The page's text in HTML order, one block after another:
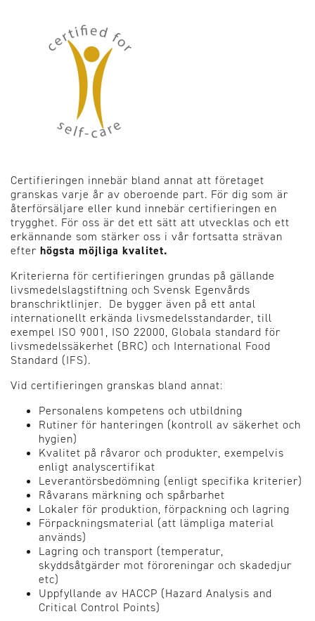
Certifieringen innebär bland annat att företaget
granskas varje år av oberoende part. För dig som är
återförsäljare eller kund innebär certifieringen en
trygghet. För oss är det ett sätt att utvecklas och ett
erkännande som stärker oss i vår fortsatta strävan
efter högsta möjliga kvalitet.
Kriterierna för certifieringen grundas på gällande
livsmedelslagstiftning och Svensk Egenvårds
branschriktlinjer. De bygger även på ett antal
internationellt erkända livsmedelsstandarder, till
exempel ISO 9001, ISO 22000, Globala standard för
livsmedelssäkerhet (BRC) och International Food
Standard (IFS).
Vid certifieringen granskas bland annat:
Personalens kompetens och utbildning
Rutiner för hanteringen (kontroll av säkerhet och
hygien)
Kvalitet på råvaror och produkter, exempelvis
enligt analyscertifikat
Leverantörsbedömning (enligt specifika kriterier)
Råvarans märkning och spårbarhet
Lokaler för produktion, förpackning och lagring
Förpackningsmaterial (att lämpliga material
används)
Lagring och transport (temperatur,
skyddsåtgärder mot föroreningar och skadedjur
etc)
Uppfyllande av HACCP (Hazard Analysis and
Critical Control Points)